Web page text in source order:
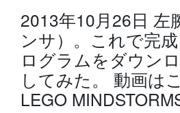
2013年10月26日 左
ンサ）。これで完
ログラムをダウン
してみた。 動画は
LEGO